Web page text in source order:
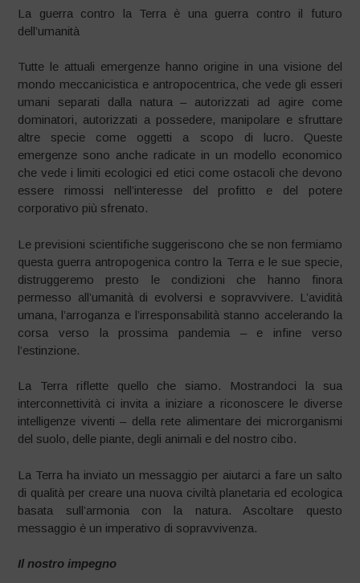
La guerra contro la Terra è una guerra contro il futuro
dell’umanità
Tutte le attuali emergenze hanno origine in una visione del
mondo meccanicistica e antropocentrica, che vede gli esseri
umani separati dalla natura – autorizzati ad agire come
dominatori, autorizzati a possedere, manipolare e sfruttare
altre specie come oggetti a scopo di lucro. Queste
emergenze sono anche radicate in un modello economico
che vede i limiti ecologici ed etici come ostacoli che devono
essere rimossi nell’interesse del profitto e del potere
corporativo più sfrenato.
Le previsioni scientifiche suggeriscono che se non fermiamo
questa guerra antropogenica contro la Terra e le sue specie,
distruggeremo presto le condizioni che hanno finora
permesso all’umanità di evolversi e sopravvivere. L’avidità
umana, l’arroganza e l’irresponsabilità stanno accelerando la
corsa verso la prossima pandemia – e infine verso
l’estinzione.
La Terra riflette quello che siamo. Mostrandoci la sua
interconnettività ci invita a iniziare a riconoscere le diverse
intelligenze viventi – della rete alimentare dei microrganismi
del suolo, delle piante, degli animali e del nostro cibo.
La Terra ha inviato un messaggio per aiutarci a fare un salto
di qualità per creare una nuova civiltà planetaria ed ecologica
basata sull’armonia con la natura. Ascoltare questo
messaggio è un imperativo di sopravvivenza.
Il nostro impegno